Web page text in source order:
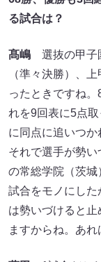
る試合は？
髙嶋 選抜の甲子
（準々決勝）、
ったときですね
れを9回表に5点
に同点に追いつか
それで選手が勢
の常総学院（茨
試合をモノにし
は勢いづけると
ますからね。あれ